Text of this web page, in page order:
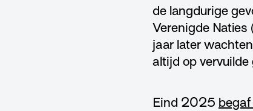
de langdurige
Verenigde Naties
jaar later
altijd op vervuilde
Eind 2025